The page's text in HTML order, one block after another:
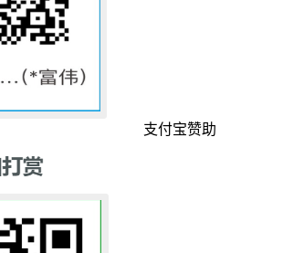
支付宝赞助